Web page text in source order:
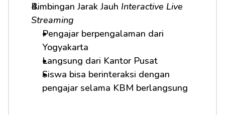
Bimbingan Jarak Jauh Interactive Live
Streaming
Pengajar berpengalaman dari
Yogyakarta
Langsung dari Kantor Pusat
Siswa bisa berinteraksi dengan
pengajar selama KBM berlangsung